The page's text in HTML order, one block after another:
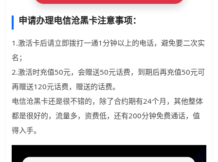
申请办理电信沧黑卡注意事项：
1.激活卡后请立即拨打一通1分钟以上的电话，避免要二次实
名；
2.激活时充值50元，会赠送50元话费，到期后再充值50元可
再赠送120元话费，赠送的话费。
电信沧黑卡还是很不错的，除了合约期有24个月，其他整体
都是很好的，流量多，资费低，还有200分钟免费通话，值
得入手。